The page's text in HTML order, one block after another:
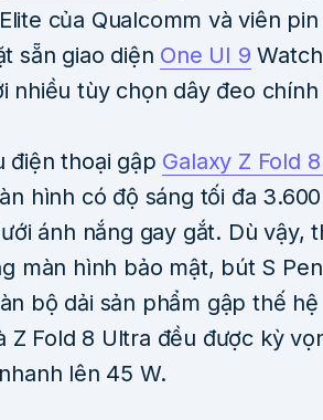
của Qualcomm và viên pin
sẵn giao diện One UI 9
nhiều tùy chọn dây đeo
điện thoại gập Galaxy Z Fold
hình có độ sáng tối đa
ánh nắng gay gắt. Dù vậy,
màn hình bảo mật, bút S
bộ dải sản phẩm gập thế
Z Fold 8 Ultra đều được kỳ
lên 45 W.